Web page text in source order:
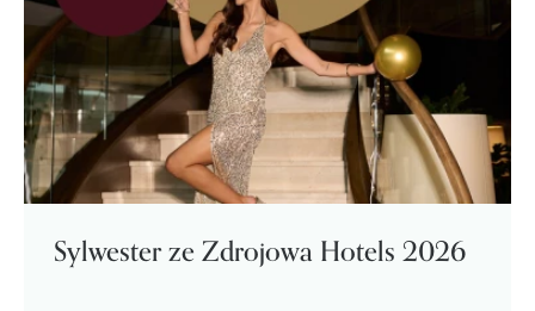
Sylwester ze Zdrojowa Hotels 2026